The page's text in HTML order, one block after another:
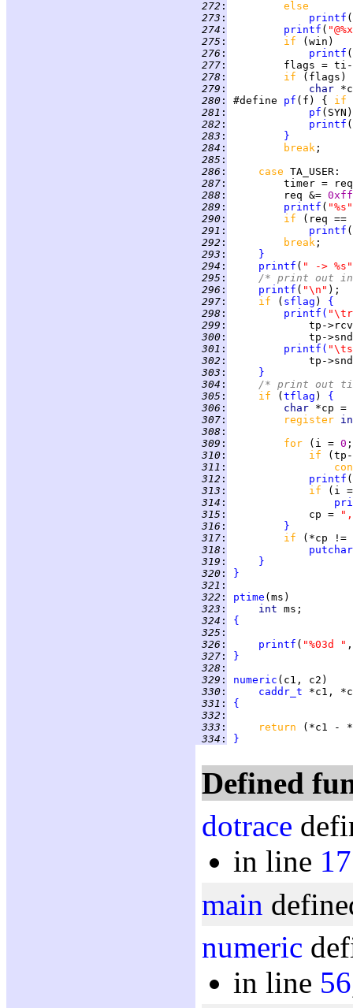
272 :
else
273 : printf (
274 : printf (
275 : if
276 : printf (
277 :
flags =
278 : if
(flags)
279 : char
280 : #define pf (f) { if
281 : pf
282 : printf (
283 :
}
284 : break
285 :
286 : case TA_USER
287 :
timer =
288 :
         req &=
0xff
289 : printf ( "%s"
290 : if
(req ==
291 : printf (
292 : break
293 :
}
294 : printf ( " -> %s"
295 :
/* print out
296 : printf ( "\n"
297 : if ( sflag ) {
298 : printf (
299 :
300 :
tp-
301 : printf (
302 :
tp-
303 :
}
304 :
/* print out
305 : if ( tflag ) {
306 : char *cp =
307 : register
308 :
309 : for (i = 0
310 : if
311 :
312 : printf (
313 : if
(i
314 :
315 :
             cp =
316 :
}
317 : if
(*cp !=
318 :
putchar
319 :
}
320 :
}
321 :
322 : ptime
323 : int
324 :
{
325 :
326 : printf ( "%03d "
327 :
}
328 :
329 : numeric
330 :
caddr_t
331 :
{
332 :
333 :
return
334 : }
Defined
dotrace
in line
main
numeric
in line 56